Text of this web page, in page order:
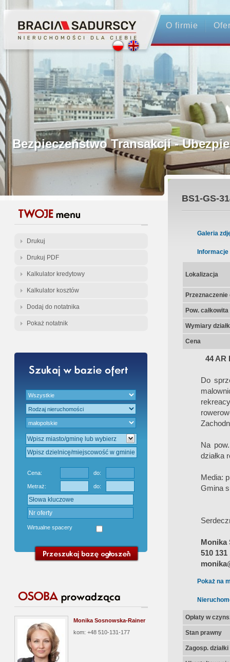
O firmie
Profesjonalne Pośrednictwo
Bezpieczeństwo Transakcji -
Licencjonowani Pośrednicy
Gwarancja Zwrotu Zadatku
Gratis - Przedwstępna Umowa
Drukuj
Drukuj PDF
Kalkulator kredytowy
Kalkulator kosztów
Dodaj do notatnika
Pokaż notatnik
Cena: do:
Metraż: do:
Wirtualne spacery
Monika Sosnowska-Rainer
kom: +48 510-131-177
BS1-GS-
Galeria
Informacje
Lokalizacja
Przeznaczenie
Pow.
Wymiary
Cena
44 AR
Do
Na
działka
Media:
Gmina
Monika
510 131
Pokaż na
Opłaty w
Stan prawny
Zagosp. działki